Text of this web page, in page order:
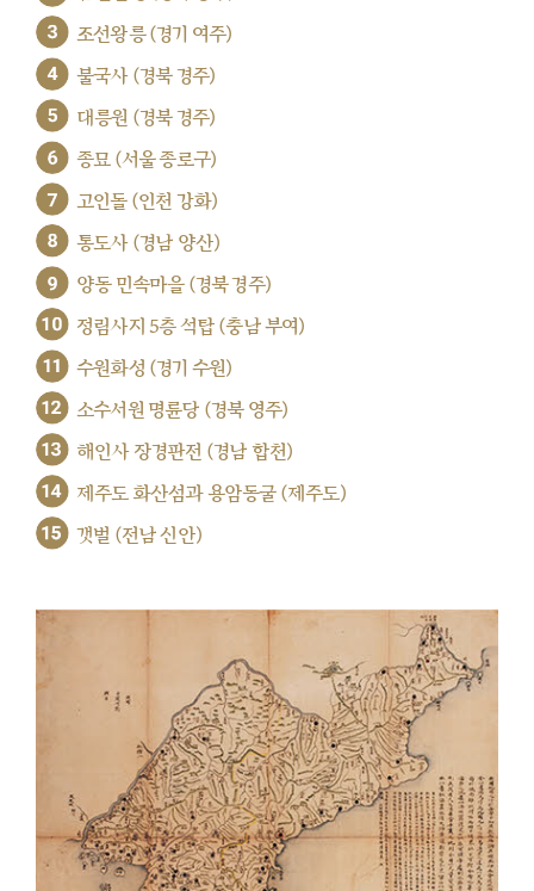
3 조선왕릉 (경기 여주)
4 불국사 (경북 경주)
5 대릉원 (경북 경주)
6 종묘 (서울 종로구)
7 고인돌 (인천 강화)
8 통도사 (경남 양산)
9 양동 민속마을 (경북 경주)
10 정림사지 5층 석탑 (충남 부여)
11 수원화성 (경기 수원)
12 소수서원 명륜당 (경북 영주)
13 해인사 장경판전 (경남 합천)
14 제주도 화산섬과 용암동굴 (제주도)
15 갯벌 (전남 신안)